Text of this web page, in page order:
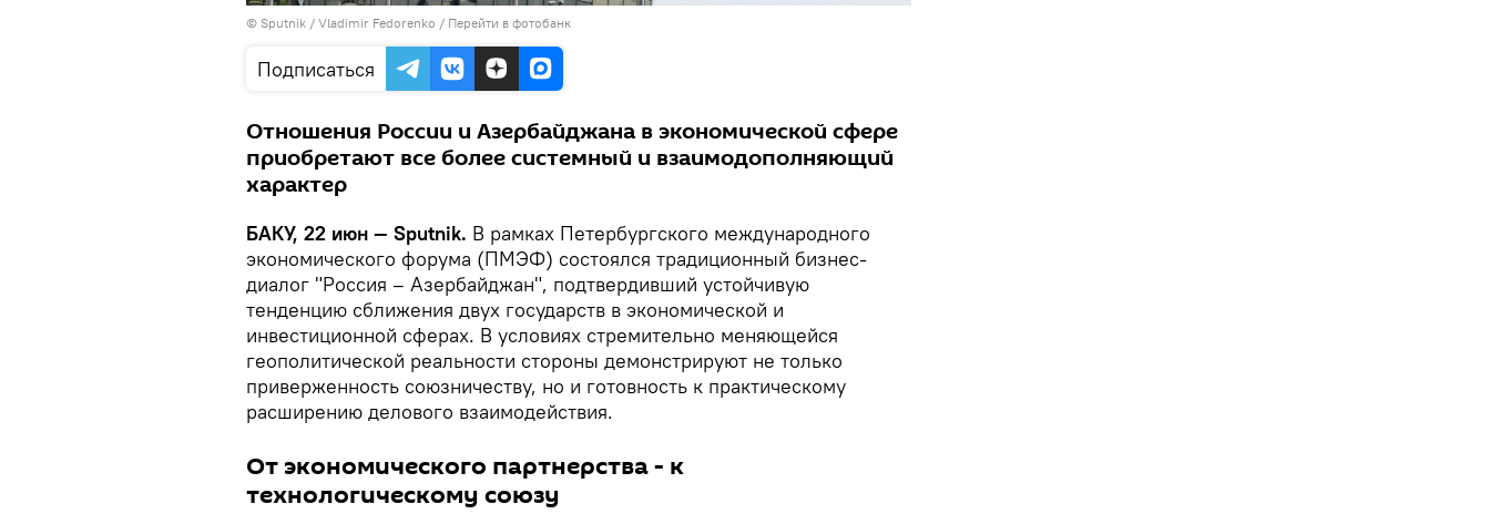
© Sputnik / Vladimir Fedorenko / Перейти в фотобанк
Подписаться
Отношения России и Азербайджана в экономической сфере
приобретают все более системный и взаимодополняющий
характер
БАКУ, 22 июн — Sputnik. В рамках Петербургского международного
экономического форума (ПМЭФ) состоялся традиционный бизнес-
диалог "Россия – Азербайджан", подтвердивший устойчивую
тенденцию сближения двух государств в экономической и
инвестиционной сферах. В условиях стремительно меняющейся
геополитической реальности стороны демонстрируют не только
приверженность союзничеству, но и готовность к практическому
расширению делового взаимодействия.
От экономического партнерства - к
технологическому союзу